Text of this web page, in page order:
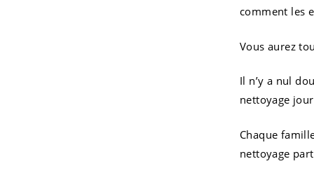
comment les
Vous aurez
Il n’y a nul
nettoyage
Chaque
nettoyage